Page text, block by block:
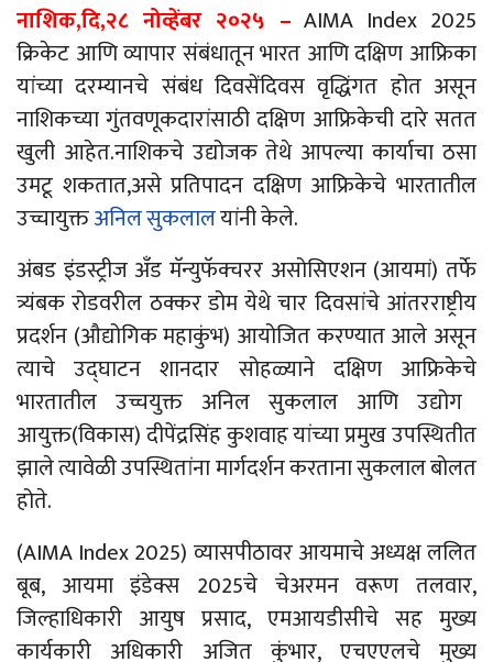
नाशिक,दि,२८ नोव्हेंबर२०२५ – AIMA Index 2025
क्रिकेट आणि व्यापार संबंधातून भारत आणि दक्षिण आफ्रिका
यांच्या दरम्यानचे संबंध दिवसेंदिवस वृद्धिंगत होत असून
नाशिकच्यागुंतवणूकदारांसाठीदक्षिण आफ्रिकेची दारे सतत
खुली आहेत.नाशिकचे उद्योजक तेथे आपल्या कार्याचा ठसा
उमटू शकतात,असे प्रतिपादन दक्षिण आफ्रिकेचे भारतातील
उच्चायुक्तअनिल सुकलालयांनी केले.
अंबड इंडस्ट्रीज अँड मॅन्युफॅक्चरर असोसिएशन (आयमां) तर्फे
त्र्यंबक रोडवरील ठक्कर डोम येथे चार दिवसांचे आंतरराष्ट्रीय
प्रदर्शन (औद्योगिक महाकुंभ) आयोजित करण्यात आले असून
त्याचे उद्घाटन शानदार सोहळ्याने दक्षिण आफ्रिकेचे
भारतातील उच्चयुक्त अनिल सुकलाल आणि उद्योग
आयुक्त(विकास) दीपेंद्रसिंह कुशवाह यांच्या प्रमुख उपस्थितीत
झाले त्यावेळी उपस्थितांना मार्गदर्शन करताना सुकलाल बोलत
होते.
(AIMA Index 2025) व्यासपीठावर आयमाचे अध्यक्ष ललित
बूब, आयमा इंडेक्स 2025चे चेअरमन वरूण तलवार,
जिल्हाधिकारी आयुष प्रसाद, एमआयडीसीचे सह मुख्य
कार्यकारी अधिकारी अजित कुंभार, एचएएलचे मुख्य